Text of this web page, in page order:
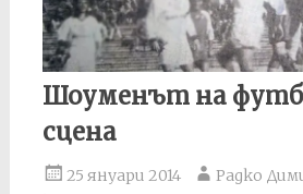
Шоуменът на
сцена
25 януари 2014 Радко